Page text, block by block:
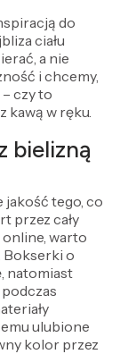
do
ciału
a nie
i chcemy,
czy to
kawą w ręku.
bielizną
jakość tego, co
przez cały
warto
Bokserki o
natomiast
ulubione
kolor przez